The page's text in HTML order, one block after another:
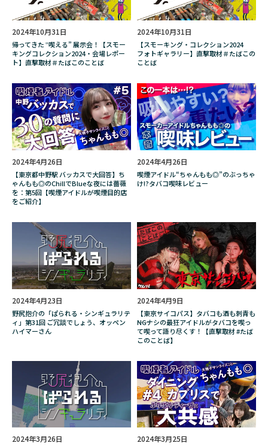
犬飼将隆
王道
珈琲貴族エジンバラ
現代アート
現代美術家
現代魔女
理由
環境汚染 甘口
町田
発火石
白亜御前
百木田家の古書暮らし
百瀬天
百蔵山 相場
真城めぐみ
石山蓮華
磁佑-Jiyu-
神保町
神奈川県
禁煙 禁煙ガイド
福島李子
私もうダメかもしれないの
秋月りす
種類
稲元未来
空気清浄機
笹井千織
筋トレ
純喫茶 紙巻き
紙巻きタバコ
終末のワルキューレ
経験談
結婚
絶対に終電を逃さない女
編集部員イネ
羊毛
羊毛フェルト
羽柴なつみ
肌荒れ
臭い 花草セレ
芸能人
英会話
荒木飛呂彦
菊地成孔
落合陽一
葉巻種類
蒼天航路
街録ch
表示場所 裏・歳時記
裏原
見方
解説 象嵌
販売中止
販売場所
販売終了 費用
資産運用
賞味期限
赤いジッポー
2024年10月31日
帰ってきた ‟喫える” 展示会！【スモー
キングコレクション2024・会場レポー
ト】直撃取材＃たばこのことば
2024年10月31日
【スモーキング・コレクション2024
フォトギャラリー】直撃取材＃たばこの
ことば
2024年4月26日
【東京都中野駅 バッカスで大回答】ち
ゃんもも◎のChillでBlueな夜には薔薇
を：第5回【喫煙アイドルが喫煙目的店
をご紹介】
2024年4月26日
喫煙アイドル“ちゃんもも◎”のぶっちゃ
け!?タバコ喫味レビュー
2024年4月23日
野尻抱介の「ぱられる・シンギュラリテ
ィ」第31回 ご冗談でしょう、オッペン
ハイマーさん
2024年4月9日
【東京サイコパス】タバコも酒も刺青も
――NGナシの最狂アイドルがタバコを喫っ
て喫って語り尽くす！【直撃取材 #たば
このことば】
2024年3月26日 2024年3月25日